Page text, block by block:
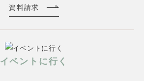
資料請求
イベントに行く